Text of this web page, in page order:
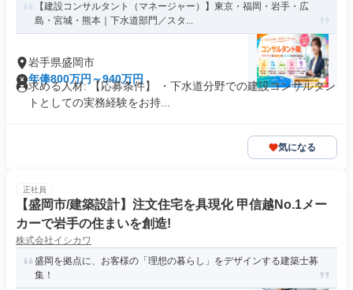
【建設コンサルタント（マネージャー）】東京・福岡・岩手・広
島・宮城・熊本｜下水道部門／スタ...
岩手県盛岡市
年俸800万円～940万円
求める人材: 【応募条件】 ・下水道分野での建設コンサルタン
トとしての実務経験をお持...
気になる
正社員
【盛岡市/建築設計】注文住宅を具現化 甲信越No.1メー
カーで岩手の住まいを創造!
株式会社イシカワ
盛岡を拠点に、お客様の「理想の暮らし」をデザインする建築士募
集！